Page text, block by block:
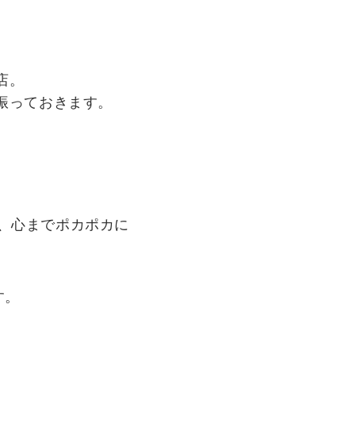
ておきます。
心までポカポカに